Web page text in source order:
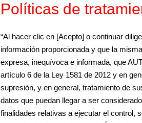
Políticas de
“Al hacer clic en [Acepto] o continuar
información proporcionada y que la
expresa, inequívoca e informada, que
artículo 6 de la Ley 1581 de 2012 y en
supresión, y en general, tratamiento de
datos que puedan llegar a ser
finalidades relativas a ejecutar el control,